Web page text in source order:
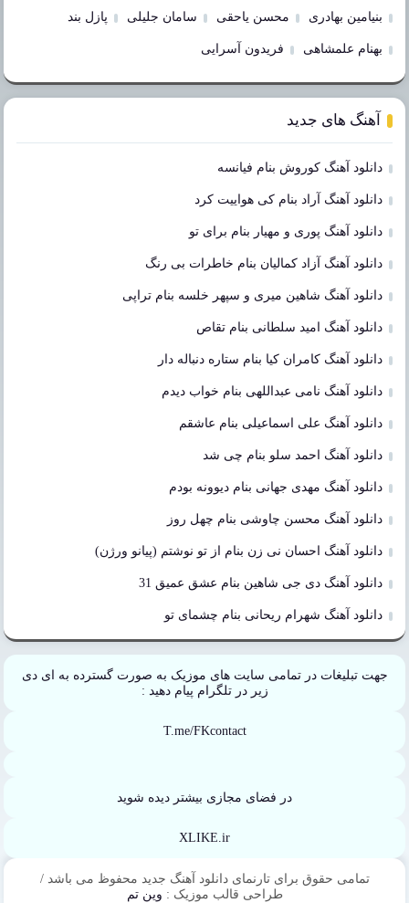
بنیامین بهادری محسن یاحقی سامان جلیلی پازل بند
بهنام علمشاهی فریدون آسرایی
آهنگ های جدید
دانلود آهنگ کوروش بنام فیانسه
دانلود آهنگ آراد بنام کی هواییت کرد
دانلود آهنگ پوری و مهیار بنام برای تو
دانلود آهنگ آزاد کمالیان بنام خاطرات بی رنگ
دانلود آهنگ شاهین میری و سپهر خلسه بنام تراپی
دانلود آهنگ امید سلطانی بنام تقاص
دانلود آهنگ کامران کیا بنام ستاره دنباله دار
دانلود آهنگ نامی عبداللهی بنام خواب دیدم
دانلود آهنگ علی اسماعیلی بنام عاشقم
دانلود آهنگ احمد سلو بنام چی شد
دانلود آهنگ مهدی جهانی بنام دیوونه بودم
دانلود آهنگ محسن چاوشی بنام چهل روز
دانلود آهنگ احسان نی زن بنام از تو نوشتم (پیانو ورژن)
دانلود آهنگ دی جی شاهین بنام عشق عمیق 31
دانلود آهنگ شهرام ریحانی بنام چشمای تو
جهت تبلیغات در تمامی سایت های موزیک به صورت گسترده به ای دی
زیر در تلگرام پیام دهید :
T.me/FKcontact
در فضای مجازی بیشتر دیده شوید
XLIKE.ir
تمامی حقوق برای تارنمای دانلود آهنگ جدید محفوظ می باشد /
طراحی قالب موزیک : وین تم